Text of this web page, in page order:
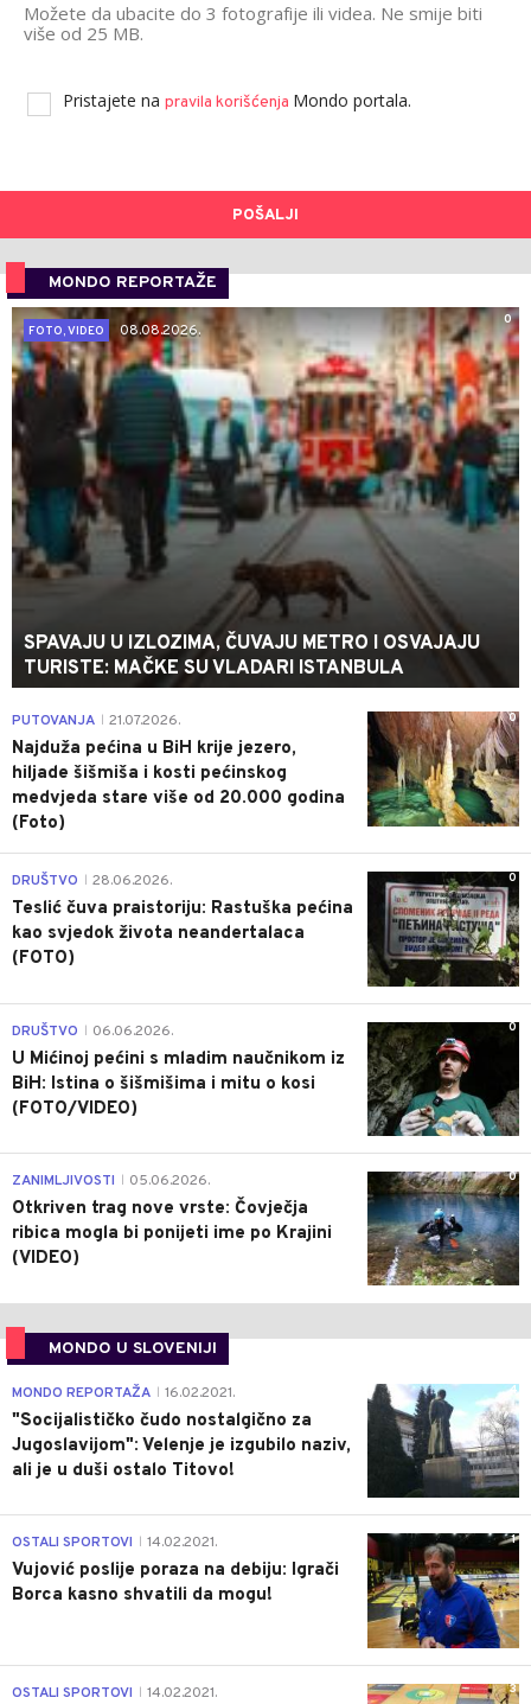
Možete da ubacite do 3 fotografije ili videa. Ne smije biti
više od 25 MB.
Pristajete na pravila korišćenja Mondo portala.
POŠALJI
MONDO REPORTAŽE
0
FOTO, VIDEO
08.08.2026.
SPAVAJU U IZLOZIMA, ČUVAJU METRO I OSVAJAJU
TURISTE: MAČKE SU VLADARI ISTANBULA
0
PUTOVANJA 21.07.2026.
Najduža pećina u BiH krije jezero,
hiljade šišmiša i kosti pećinskog
medvjeda stare više od 20.000 godina
(Foto)
0
DRUŠTVO 28.06.2026.
Teslić čuva praistoriju: Rastuška pećina
kao svjedok života neandertalaca
(FOTO)
0
DRUŠTVO 06.06.2026.
U Mićinoj pećini s mladim naučnikom iz
BiH: Istina o šišmišima i mitu o kosi
(FOTO/VIDEO)
0
ZANIMLJIVOSTI 05.06.2026.
Otkriven trag nove vrste: Čovječja
ribica mogla bi ponijeti ime po Krajini
(VIDEO)
MONDO U SLOVENIJI
4
MONDO REPORTAŽA 16.02.2021.
"Socijalističko čudo nostalgično za
Jugoslavijom": Velenje je izgubilo naziv,
ali je u duši ostalo Titovo!
1
OSTALI SPORTOVI 14.02.2021.
Vujović poslije poraza na debiju: Igrači
Borca kasno shvatili da mogu!
3
OSTALI SPORTOVI 14.02.2021.